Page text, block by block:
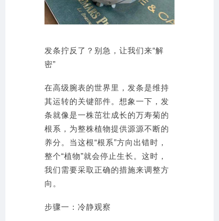
发条拧反了？别急，让我们来“解
密”
在高级腕表的世界里，发条是维持
其运转的关键部件。想象一下，发
条就像是一株茁壮成长的万寿菊的
根系，为整株植物提供源源不断的
养分。当这根“根系”方向出错时，
整个“植物”就会停止生长。这时，
我们需要采取正确的措施来调整方
向。
步骤一：冷静观察